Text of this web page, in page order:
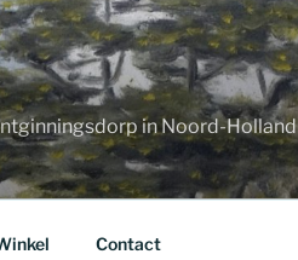
in Noord-Holland
Contact